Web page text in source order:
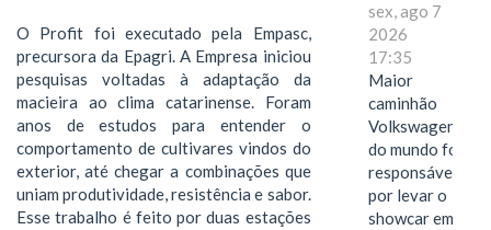
O Profit foi executado pela Empasc,
precursora da Epagri. A Empresa iniciou
pesquisas voltadas à adaptação da
macieira ao clima catarinense. Foram
anos de estudos para entender o
comportamento de cultivares vindos do
exterior, até chegar a combinações que
uniam produtividade, resistência e sabor.
Esse trabalho é feito por duas estações
sex, ago 7
2026
17:35
Maior
caminhão
Volkswagen
do mundo foi
responsável
por levar o
showcar em